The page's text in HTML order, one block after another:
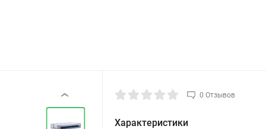
‹ 0 Отзывов
Характеристики